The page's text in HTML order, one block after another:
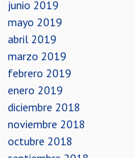
junio 2019
mayo 2019
abril 2019
marzo 2019
febrero 2019
enero 2019
diciembre 2018
noviembre 2018
octubre 2018